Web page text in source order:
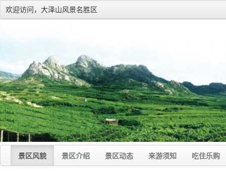
欢迎访问，大泽山风景名胜区
景区风貌 景区介绍 景区动态 来游须知 吃住乐购